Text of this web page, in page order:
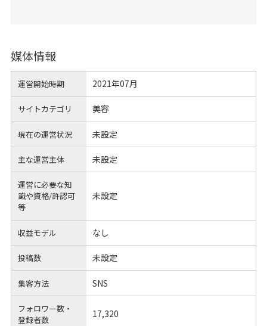
媒体情報
運営開始時期 2021年07月
サイトカテゴリ 美容
現在の運営状況 未設定
主な運営主体 未設定
運営に必要な知
識や資格/許認可
等
未設定
収益モデル なし
投稿数 未設定
集客方法 SNS
フォロワー数・
登録者数
17,320